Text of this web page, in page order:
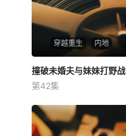
穿越重生 内地
未知
撞破未婚夫与妹妹打野战
第42集